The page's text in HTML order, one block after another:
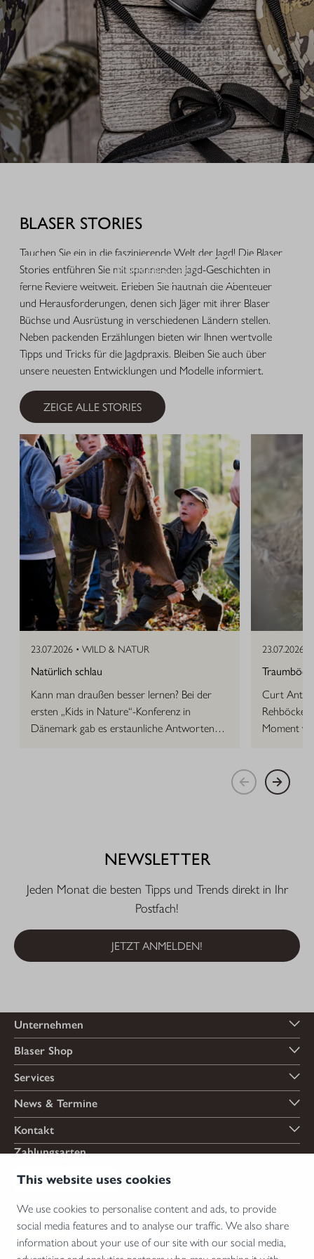
This website uses cookies
We use cookies to personalise content and ads, to provide
social media features and to analyse our traffic. We also share
information about your use of our site with our social media,
AUSRÜSTUNG FÜR IHREN JAGDERFOLG
Freizeit.
MEHR ERFAHREN
BLASER STORIES
Tauchen Sie ein in die faszinierende Welt der Jagd! Die Blaser
Stories entführen Sie mit spannenden Jagd-Geschichten in
ferne Reviere weltweit. Erleben Sie hautnah die Abenteuer
und Herausforderungen, denen sich Jäger mit ihrer Blaser
Büchse und Ausrüstung in verschiedenen Ländern stellen.
Neben packenden Erzählungen bieten wir Ihnen wertvolle
Tipps und Tricks für die Jagdpraxis. Bleiben Sie auch über
unsere neuesten Entwicklungen und Modelle informiert.
ZEIGE ALLE STORIES
23.07.2026 • WILD & NATUR
Natürlich schlau
Kann man draußen besser lernen? Bei der
ersten „Kids in Nature“-Konferenz in
Dänemark gab es erstaunliche Antworten
23.07.2026 •
Curt Anton
Rehböcke,
Moment
NEWSLETTER
Jeden Monat die besten Tipps und Trends direkt in Ihr
Postfach!
JETZT ANMELDEN!
Unternehmen
Blaser Shop
Services
News & Termine
Kontakt
Zahlungsarten
Versandarten